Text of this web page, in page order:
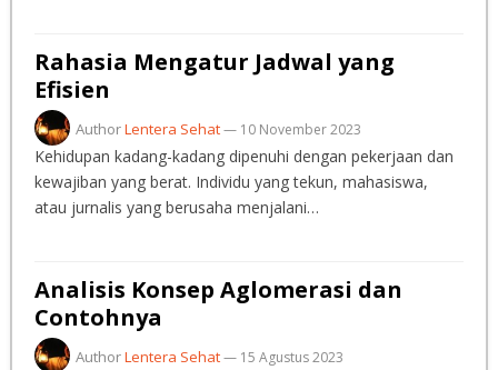
Rahasia Mengatur Jadwal yang
Efisien
AuthorLentera Sehat— 10 November 2023
Kehidupan kadang-kadang dipenuhi dengan pekerjaan dan
kewajiban yang berat. Individu yang tekun, mahasiswa,
atau jurnalis yang berusaha menjalani…
Analisis Konsep Aglomerasi dan
Contohnya
AuthorLentera Sehat— 15 Agustus 2023